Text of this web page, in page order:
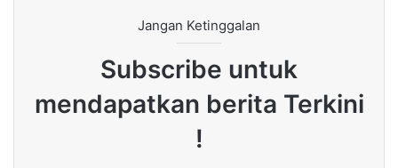
Jangan Ketinggalan
Subscribe untuk
mendapatkan berita Terkini
!